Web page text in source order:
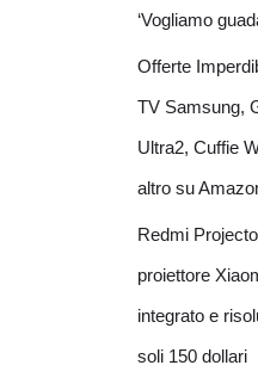
‘Vogliamo
Offerte
TV Samsung,
Ultra2, Cuffie
altro su
Redmi
proiettore
integrato e
soli 150 dollari